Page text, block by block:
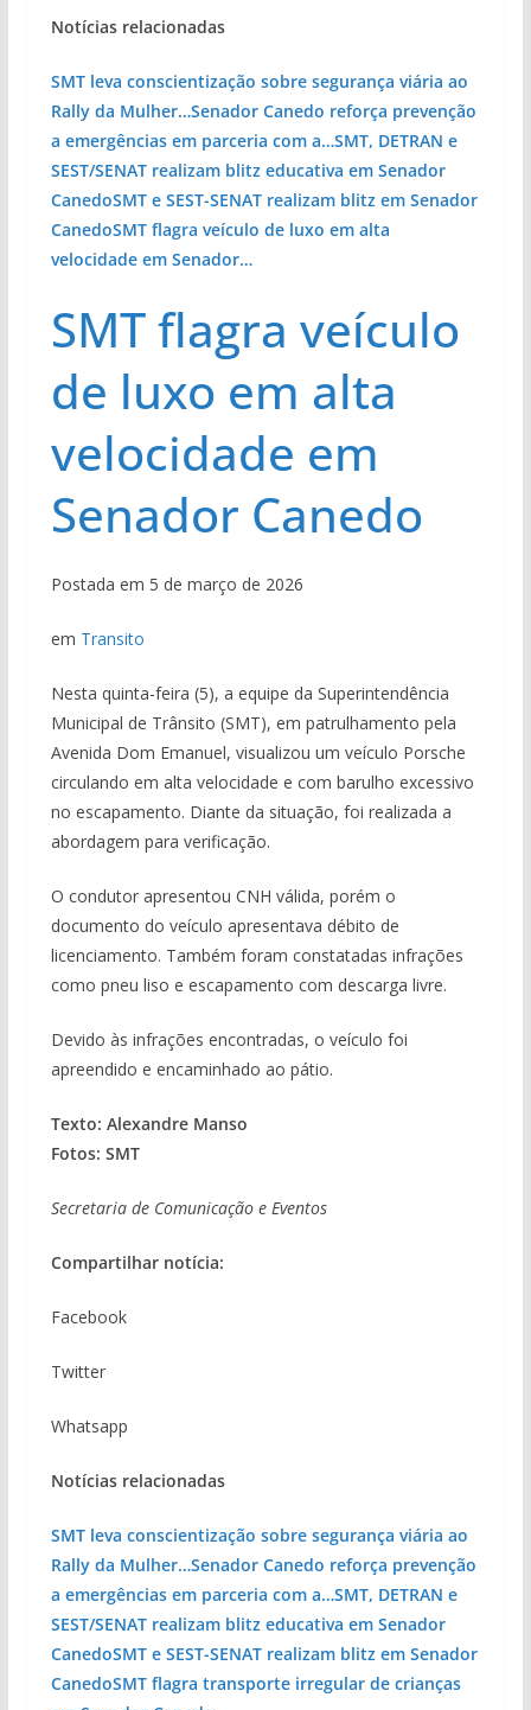
Notícias relacionadas
SMT leva conscientização sobre segurança viária ao
Rally da Mulher…Senador Canedo reforça prevenção
a emergências em parceria com a…SMT, DETRAN e
SEST/SENAT realizam blitz educativa em Senador
CanedoSMT e SEST-SENAT realizam blitz em Senador
CanedoSMT flagra veículo de luxo em alta
velocidade em Senador…
SMT flagra veículo
de luxo em alta
velocidade em
Senador Canedo
Postada em 5 de março de 2026
em Transito
Nesta quinta-feira (5), a equipe da Superintendência
Municipal de Trânsito (SMT), em patrulhamento pela
Avenida Dom Emanuel, visualizou um veículo Porsche
circulando em alta velocidade e com barulho excessivo
no escapamento. Diante da situação, foi realizada a
abordagem para verificação.
O condutor apresentou CNH válida, porém o
documento do veículo apresentava débito de
licenciamento. Também foram constatadas infrações
como pneu liso e escapamento com descarga livre.
Devido às infrações encontradas, o veículo foi
apreendido e encaminhado ao pátio.
Texto: Alexandre Manso
Fotos: SMT
Secretaria de Comunicação e Eventos
Compartilhar notícia:
Facebook
Twitter
Whatsapp
Notícias relacionadas
SMT leva conscientização sobre segurança viária ao
Rally da Mulher…Senador Canedo reforça prevenção
a emergências em parceria com a…SMT, DETRAN e
SEST/SENAT realizam blitz educativa em Senador
CanedoSMT e SEST-SENAT realizam blitz em Senador
CanedoSMT flagra transporte irregular de crianças